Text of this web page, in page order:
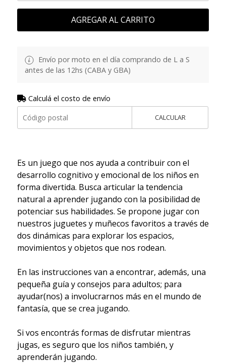
AGREGAR AL CARRITO
Envío por moto en el día comprando de L a S
antes de las 12hs (CABA y GBA)
Calculá el costo de envío
CALCULAR
Es un juego que nos ayuda a contribuir con el
desarrollo cognitivo y emocional de los niños en
forma divertida. Busca articular la tendencia
natural a aprender jugando con la posibilidad de
potenciar sus habilidades. Se propone jugar con
nuestros juguetes y muñecos favoritos a través de
dos dinámicas para explorar los espacios,
movimientos y objetos que nos rodean.
En las instrucciones van a encontrar, además, una
pequeña guía y consejos para adultos; para
ayudar(nos) a involucrarnos más en el mundo de
fantasía, que se crea jugando.
Si vos encontrás formas de disfrutar mientras
jugas, es seguro que los niños también, y
aprenderán jugando.